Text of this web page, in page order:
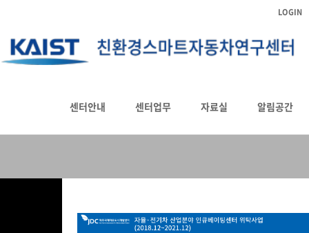
LOGIN
센터안내 센터업무 자료실 알림공간